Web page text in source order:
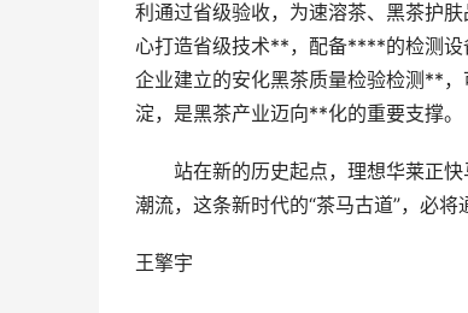
利通过省级验收，为速溶茶、黑茶护
心打造省级技术**，配备****的检测设
企业建立的安化黑茶质量检验检测**
淀，是黑茶产业迈向**化的重要支撑。
站在新的历史起点，理想华莱正快
潮流，这条新时代的“茶马古道”，必将
王擎宇